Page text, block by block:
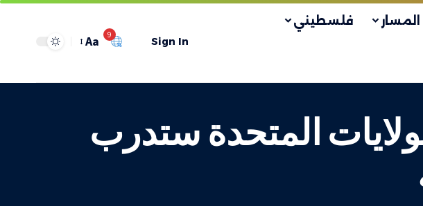
المسار فلسطيني
Sign In
9
Aa
المتحدة ستدرب